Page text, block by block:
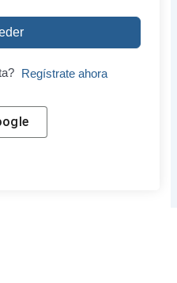
Regístrate ahora